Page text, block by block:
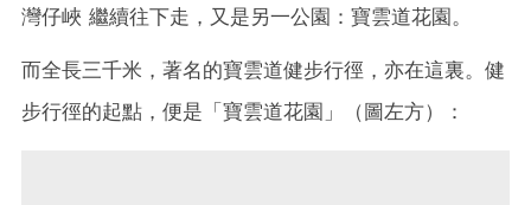
灣仔峽 繼續往下走，又是另一公園：寶雲道花園。
而全長三千米，著名的寶雲道健步行徑，亦在這裏。健
步行徑的起點，便是「寶雲道花園」（圖左方）：